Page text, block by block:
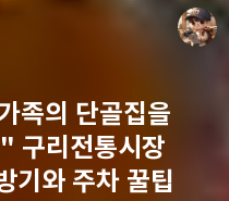
족의 단골집을
구리전통시장
기와 주차 꿀팁